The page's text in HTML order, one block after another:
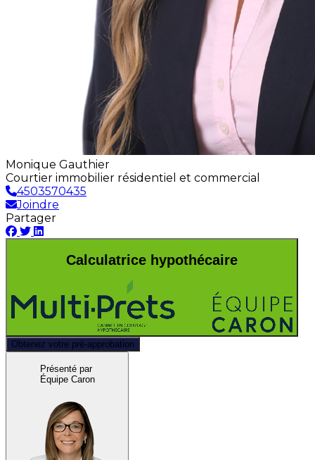
Monique Gauthier
Courtier immobilier résidentiel et commercial
4503570435
Joindre
Partager
Calculatrice hypothécaire
Obtenez votre pré-approbation
Présenté par
Équipe Caron